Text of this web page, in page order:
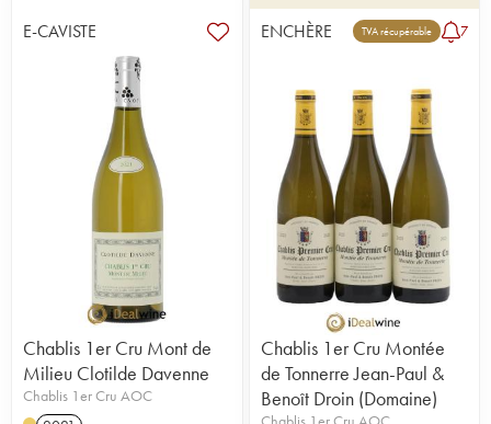
E-CAVISTE
Chablis 1er Cru Mont de
Milieu Clotilde Davenne
Chablis 1er Cru AOC
ENCHÈRE TVA récupérable 7
Chablis 1er Cru Montée
de Tonnerre Jean-Paul &
Benoît Droin (Domaine)